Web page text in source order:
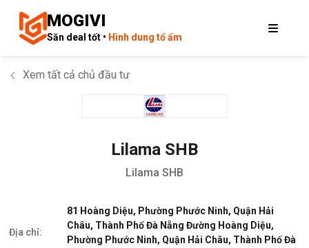
MOGIVI
Săn deal tốt • Hình dung tổ ấm
Xem tất cả chủ đầu tư
Lilama SHB
Lilama SHB
Địa chỉ:
81 Hoàng Diệu, Phường Phước Ninh, Quận Hải
Châu, Thành Phố Đà Nẵng Đường Hoàng Diệu,
Phường Phước Ninh, Quận Hải Châu, Thành Phố Đà